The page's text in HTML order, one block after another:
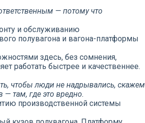
— потому что
и обслуживанию
полувагона и вагона-платформы
здесь, без сомнения,
работать быстрее и качественнее.
чтобы люди не надрывались, скажем
— там, где это вредно.
производственной системы